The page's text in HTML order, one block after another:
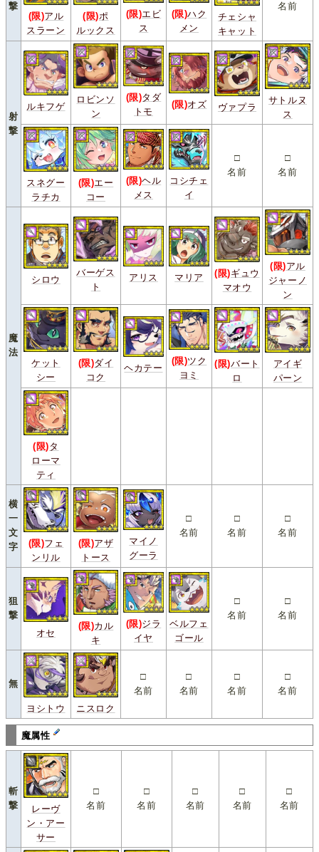
撃
(限)アル
スラーン
(限)ポ
ルックス
(限)エビ
ス
(限)ハク
メン
チェシャ
キャット
名前
射
撃
ルキフゲ
ロビンソ
ン
(限)タダ
トモ
(限)オズ ヴァプラ
サトルヌ
ス
スネグー
ラチカ
(限)エー
コー
(限)ヘル
メス
コシチェ
イ
□
名前
□
名前
魔
法
シロウ
バーゲス
ト
アリス マリア (限)ギュウ
マオウ
(限)アル
ジャーノ
ン
ケット
シー
(限)ダイ
コク
ヘカテー
(限)ツク
ヨミ
(限)バート
ロ
アイギ
パーン
(限)タ
ローマ
ティ
横
一
文
字
(限)フェ
ンリル
(限)アザ
トース
マイノ
グーラ
□
名前
□
名前
□
名前
狙
撃
オセ
(限)カル
キ
(限)ジラ
イヤ
ベルフェ
ゴール
□
名前
□
名前
無
ヨシトウ ニスロク
□
名前
□
名前
□
名前
□
名前
魔属性
斬
撃
レーヴ
ン・アー
サー
□
名前
□
名前
□
名前
□
名前
□
名前